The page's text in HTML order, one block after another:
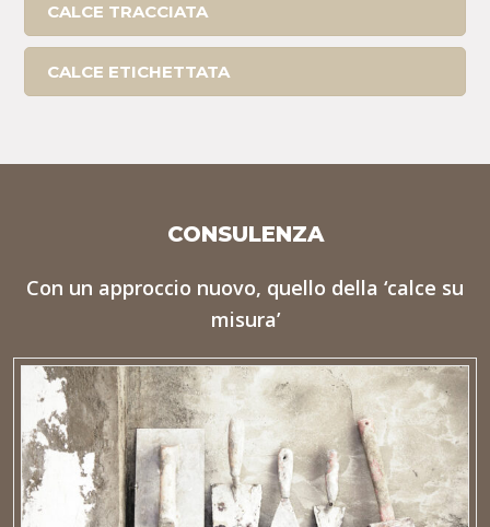
CALCE TRACCIATA
CALCE ETICHETTATA
CONSULENZA
Con un approccio nuovo, quello della ‘calce su
misura’